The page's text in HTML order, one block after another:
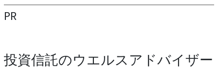
PR
投資信託のウエルスアドバイザー